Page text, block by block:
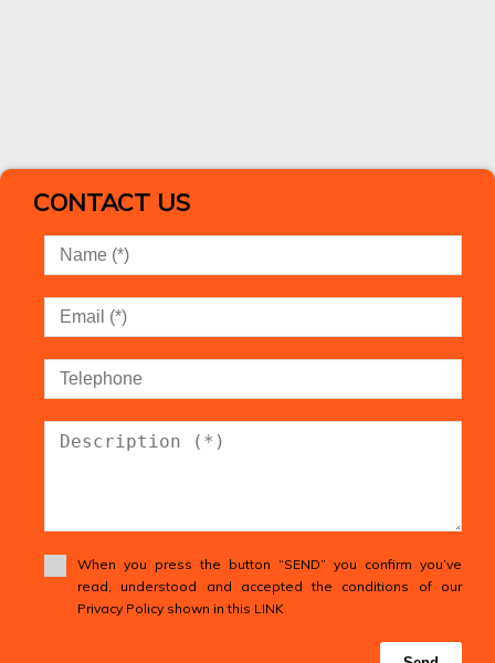
CONTACT US
When you press the button “SEND” you confirm you’ve
read, understood and accepted the conditions of our
Privacy Policy shown in this LINK